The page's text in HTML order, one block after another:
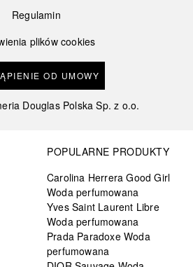
Regulamin
plików cookies
OD UMOWY
Douglas Polska Sp. z o.o.
POPULARNE PRODUKTY
Carolina Herrera Good Girl
Woda perfumowana
Yves Saint Laurent Libre
Woda perfumowana
Prada Paradoxe Woda
perfumowana